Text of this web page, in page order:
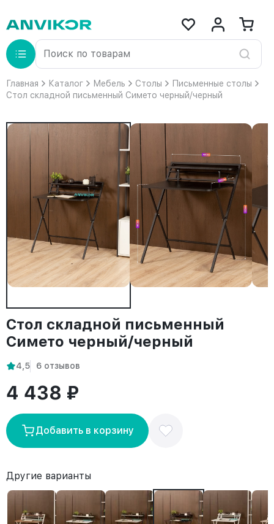
Главная Каталог Мебель Столы
Письменные столы
Стол складной письменный Симетo черный/черный
Стол складной письменный
Симетo черный/черный
4,5 6 отзывов
4 438 ₽
Добавить в корзину
Другие варианты